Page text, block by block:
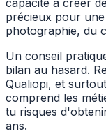
capacité à créer
précieux pour
photographie, du
Un conseil
bilan au hasard.
Qualiopi, et
comprend les
tu risques
ans.